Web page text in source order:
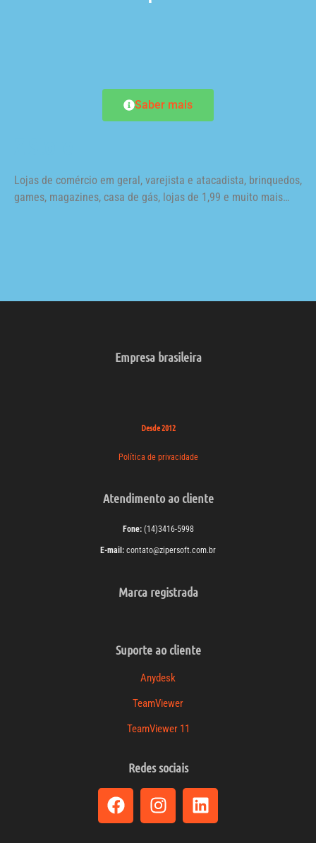
Saber mais
Lojas de comércio em geral, varejista e atacadista, brinquedos,
games, magazines, casa de gás, lojas de 1,99 e muito mais…
Empresa brasileira
Desde 2012
Política de privacidade
Atendimento ao cliente
Fone: (14)3416-5998
E-mail: contato@zipersoft.com.br
Marca registrada
Suporte ao cliente
Anydesk
TeamViewer
TeamViewer 11
Redes sociais